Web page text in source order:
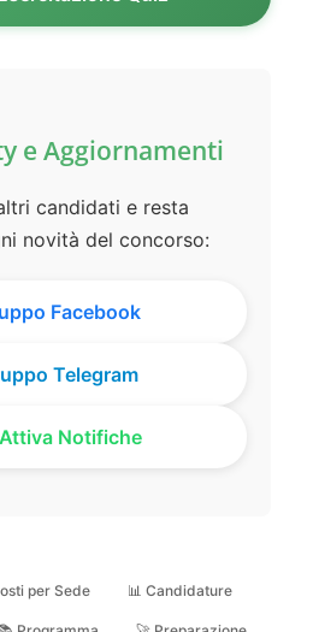
e Aggiornamenti
candidati e resta
novità del concorso:
Facebook
Telegram
Notifiche
per Sede 📊 Candidature